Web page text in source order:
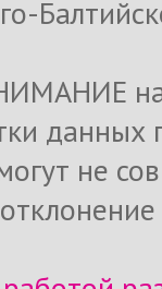
на
данных
не